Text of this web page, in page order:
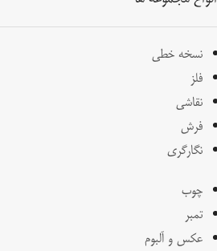
نسخه خطی
فلز
نقاشی
فرش
نگارگری
چوب
تمبر
عکس و آلبوم